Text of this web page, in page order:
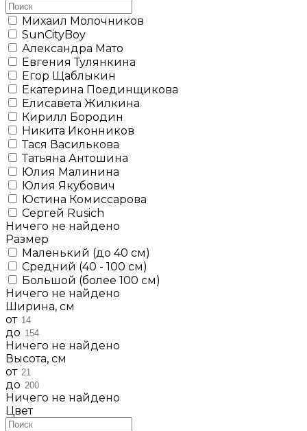
Михаил Молочников
SunCityBoy
Александра Мато
Евгения Тулянкина
Егор Щаблыкин
Екатерина Поединщикова
Елисавета Жилкина
Кирилл Бородин
Никита Иконников
Тася Василькова
Татьяна Антошина
Юлия Малинина
Юлия Якубович
Юстина Комиссарова
Сергей Rusich
Ничего не найдено
Размер
Маленький (до 40 см)
Средний (40 - 100 см)
Большой (более 100 см)
Ничего не найдено
Ширина, см
от
до
Ничего не найдено
Высота, см
от
до
Ничего не найдено
Цвет